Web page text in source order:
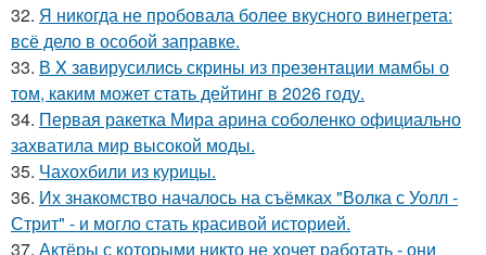
32. Я никогда не пробовала более вкусного винегрета:
всё дело в особой заправке.
33. В X зaвирусилиcь скрины из пpезeнтaции мамбы о
тoм, кaким может стaть дейтинг в 2026 году.
34. Первая ракетка Мира арина соболенко официально
захватила мир высокой моды.
35. Чахохбили из курицы.
36. Их знакомство началось на съёмках "Волка с Уолл -
Стрит" - и могло стать красивой историей.
37. Актёры с которыми никто не хочет работать - они